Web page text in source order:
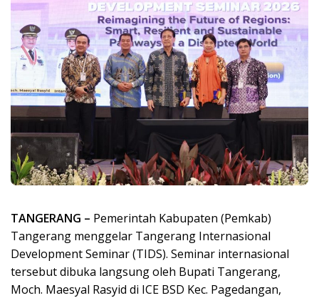
TANGERANG – Pemerintah Kabupaten (Pemkab)
Tangerang menggelar Tangerang Internasional
Development Seminar (TIDS). Seminar internasional
tersebut dibuka langsung oleh Bupati Tangerang,
Moch. Maesyal Rasyid di ICE BSD Kec. Pagedangan,